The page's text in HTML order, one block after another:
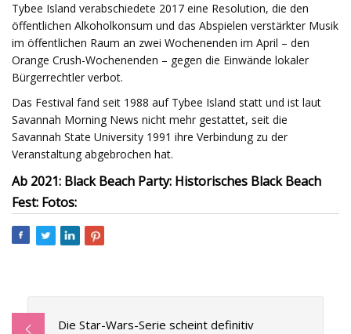
Tybee Island verabschiedete 2017 eine Resolution, die den
öffentlichen Alkoholkonsum und das Abspielen verstärkter Musik
im öffentlichen Raum an zwei Wochenenden im April – den
Orange Crush-Wochenenden – gegen die Einwände lokaler
Bürgerrechtler verbot.
Das Festival fand seit 1988 auf Tybee Island statt und ist laut
Savannah Morning News nicht mehr gestattet, seit die
Savannah State University 1991 ihre Verbindung zu der
Veranstaltung abgebrochen hat.
Ab 2021: Black Beach Party: Historisches Black Beach
Fest: Fotos:
Die Star-Wars-Serie scheint definitiv